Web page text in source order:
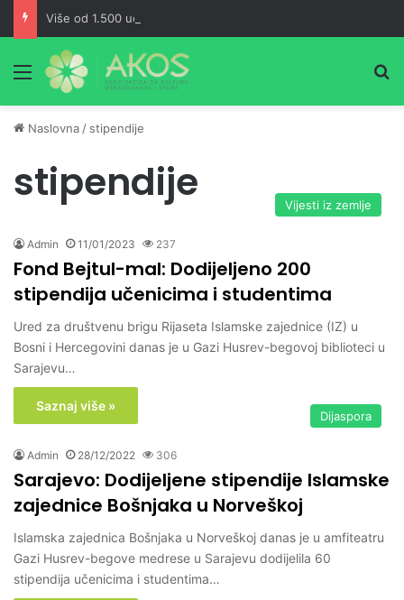
Meni
Naslovna / stipendije
stipendije Vijesti iz zemlje
Admin 11/01/2023 237
Fond Bejtul-mal: Dodijeljeno 200
stipendija učenicima i studentima
Ured za društvenu brigu Rijaseta Islamske zajednice (IZ) u
Bosni i Hercegovini danas je u Gazi Husrev-begovoj biblioteci u
Sarajevu…
Saznaj više »
Dijaspora
Admin 28/12/2022 306
Sarajevo: Dodijeljene stipendije Islamske
zajednice Bošnjaka u Norveškoj
Islamska zajednica Bošnjaka u Norveškoj danas je u amfiteatru
Gazi Husrev-begove medrese u Sarajevu dodijelila 60
stipendija učenicima i studentima…